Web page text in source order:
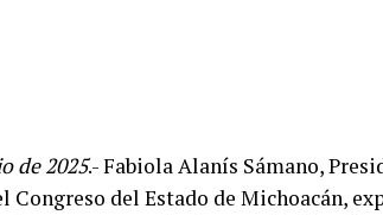
de 2025.- Fabiola Alanís Sámano,
del Estado de Michoacán,